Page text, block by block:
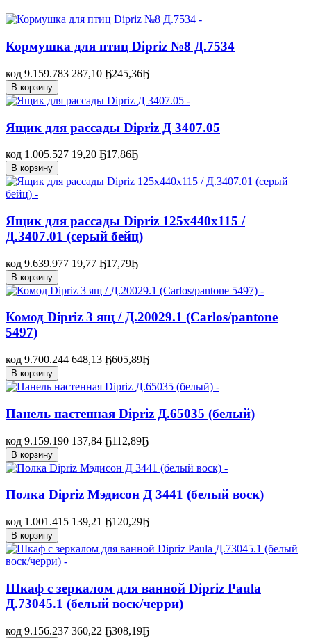
Кормушка для птиц Dipriz №8 Д.7534
код 9.159.783 287,10 Ҕ245,36Ҕ
В корзину
Ящик для рассады Dipriz Д 3407.05
код 1.005.527 19,20 Ҕ17,86Ҕ
В корзину
Ящик для рассады Dipriz 125x440x115 /
Д.3407.01 (серый бейц)
код 9.639.977 19,77 Ҕ17,79Ҕ
В корзину
Комод Dipriz 3 ящ / Д.20029.1 (Carlos/pantone
5497)
код 9.700.244 648,13 Ҕ605,89Ҕ
В корзину
Панель настенная Dipriz Д.65035 (белый)
код 9.159.190 137,84 Ҕ112,89Ҕ
В корзину
Полка Dipriz Мэдисон Д 3441 (белый воск)
код 1.001.415 139,21 Ҕ120,29Ҕ
В корзину
Шкаф с зеркалом для ванной Dipriz Paula
Д.73045.1 (белый воск/черри)
код 9.156.237 360,22 Ҕ308,19Ҕ